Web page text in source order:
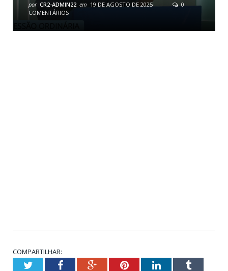
por CR2-ADMIN22 em 19 DE AGOSTO DE 2025
0
COMENTÁRIOS
COMPARTILHAR:
TwitterFacebookGoogle+PinterestLinkedInTumblr